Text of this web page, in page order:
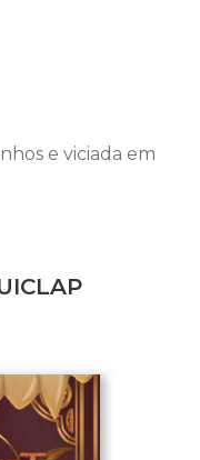
e viciada em